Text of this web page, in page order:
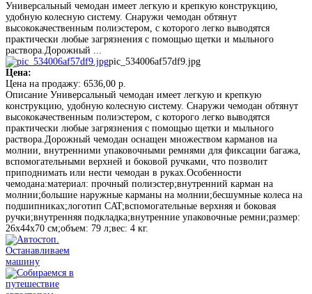
Универсальный чемодан имеет легкую и крепкую конструкцию,
удобную колесную систему. Снаружи чемодан обтянут
высококачественным полиэстером, с которого легко выводятся
практически любые загрязнения с помощью щетки и мыльного
раствора.Дорожный ...
pic_534006af57df9.jpg
Цена:
Цена на продажу: 6536,00 р.
Описание Универсальный чемодан имеет легкую и крепкую
конструкцию, удобную колесную систему. Снаружи чемодан обтянут
высококачественным полиэстером, с которого легко выводятся
практически любые загрязнения с помощью щетки и мыльного
раствора.Дорожный чемодан оснащен множеством карманов на
молнии, внутренними упаковочными ремнями для фиксации багажа,
вспомогательными верхней и боковой ручками, что позволит
приподнимать или нести чемодан в руках.Особенности
чемодана:материал: прочный полиэстер;внутренний карман на
молнии;большие наружные карманы на молнии;бесшумные колеса на
подшипниках;логотип CAT;вспомогательные верхняя и боковая
ручки;внутренняя подкладка;внутренние упаковочные ремни;размер:
26х44х70 см;объем: 79 л;вес: 4 кг.